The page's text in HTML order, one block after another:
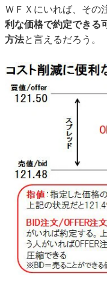
ＷＦＸにいれば、その
利な価格で約定できる
方法と言えるだろう。